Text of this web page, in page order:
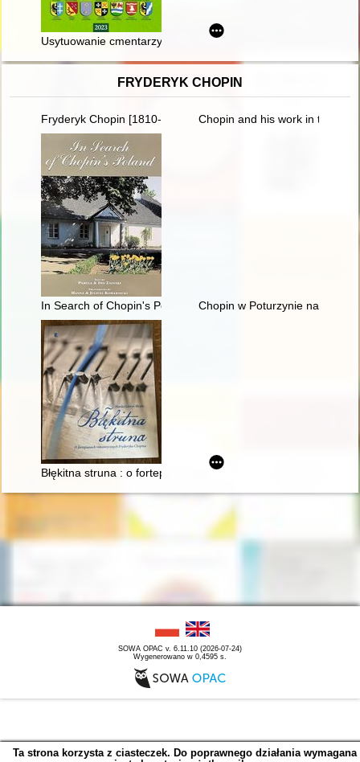
Usytuowanie cmentarzy w miastach północnego Śląska na
FRYDERYK CHOPIN
Fryderyk Chopin [1810-1949] wśród Polaków na obczyźnie
Chopin and his work in the
In Search of Chopin's Poland Chopin w Poturzynie na Ziemi
Błękitna struna : o fortepianach romantycznych Fryderyka
SOWA OPAC v. 6.11.10 (2026-07-24)
Wygenerowano w 0,4595 s.
Ta strona korzysta z ciasteczek. Do poprawnego działania wymagana